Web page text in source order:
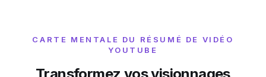
CARTE MENTALE DU RÉSUMÉ DE VIDÉO
YOUTUBE